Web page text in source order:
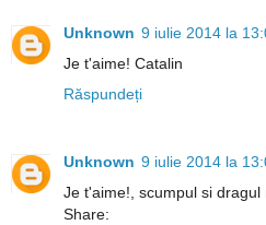
Unknown 9 iulie 2014 la
Je t'aime! Catalin
Răspundeți
Unknown 9 iulie 2014 la
Je t'aime!, scumpul si dragul
Share: